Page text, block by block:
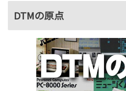
DTMの原点